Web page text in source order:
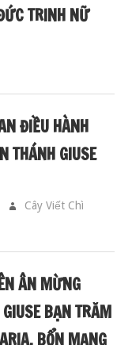
TRINH NỮ
ĐIỀU HÀNH
THÁNH GIUSE
Cây Viết Chì
ÂN MỪNG
BẠN TRĂM
BỔN MẠNG